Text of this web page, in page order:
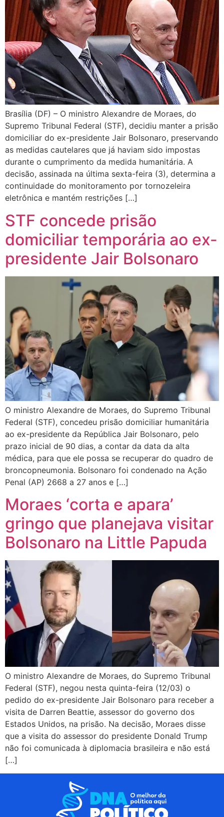
Brasília (DF) – O ministro Alexandre de Moraes, do
Supremo Tribunal Federal (STF), decidiu manter a prisão
domiciliar do ex-presidente Jair Bolsonaro, preservando
as medidas cautelares que já haviam sido impostas
durante o cumprimento da medida humanitária. A
decisão, assinada na última sexta-feira (3), determina a
continuidade do monitoramento por tornozeleira
eletrônica e mantém restrições […]
STF concede prisão
domiciliar temporária ao ex-
presidente Jair Bolsonaro
O ministro Alexandre de Moraes, do Supremo Tribunal
Federal (STF), concedeu prisão domiciliar humanitária
ao ex-presidente da República Jair Bolsonaro, pelo
prazo inicial de 90 dias, a contar da data da alta
médica, para que ele possa se recuperar do quadro de
broncopneumonia. Bolsonaro foi condenado na Ação
Penal (AP) 2668 a 27 anos e […]
Moraes ‘corta e apara’
gringo que planejava visitar
Bolsonaro na Little Papuda
O ministro Alexandre de Moraes, do Supremo Tribunal
Federal (STF), negou nesta quinta-feira (12/03) o
pedido do ex-presidente Jair Bolsonaro para receber a
visita de Darren Beattie, assessor do governo dos
Estados Unidos, na prisão. Na decisão, Moraes disse
que a visita do assessor do presidente Donald Trump
não foi comunicada à diplomacia brasileira e não está
[…]